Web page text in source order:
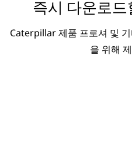
즉시 다운로
Caterpillar 제품 프로셔 및
을 위해